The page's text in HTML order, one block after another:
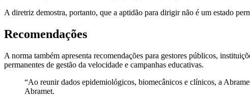
A diretriz demostra, portanto, que a aptidão para dirigir não é um estado
Recomendações
A norma também apresenta recomendações para gestores públicos,
permanentes de gestão da velocidade e campanhas educativas.
“Ao reunir dados epidemiológicos, biomecânicos e clínicos, a
Abramet.